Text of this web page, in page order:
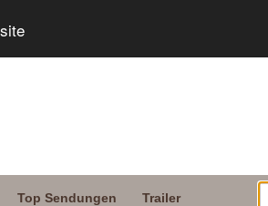
Top Sendungen Trailer